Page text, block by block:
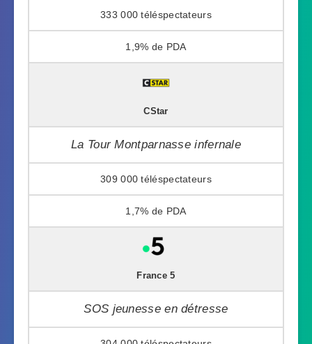
333 000
1,9%
CStar
La Tour Montparnasse infernale
309 000
1,7%
France 5
SOS jeunesse en détresse